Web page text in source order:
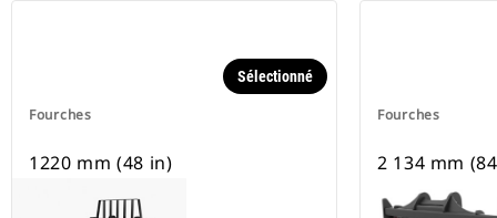
Fourches
Sélectionné
1220 mm (48 in)
Fourches
2 134 mm